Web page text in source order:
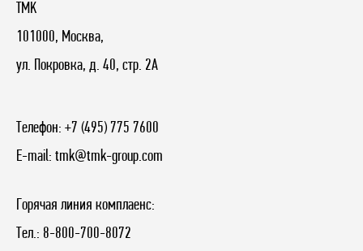
TMK
101000, Москва,
ул. Покровка, д. 40, стр. 2А
Телефон: +7 (495) 775 7600
E-mail: tmk@tmk-group.com
Горячая линия комплаенс:
Тел.: 8-800-700-8072